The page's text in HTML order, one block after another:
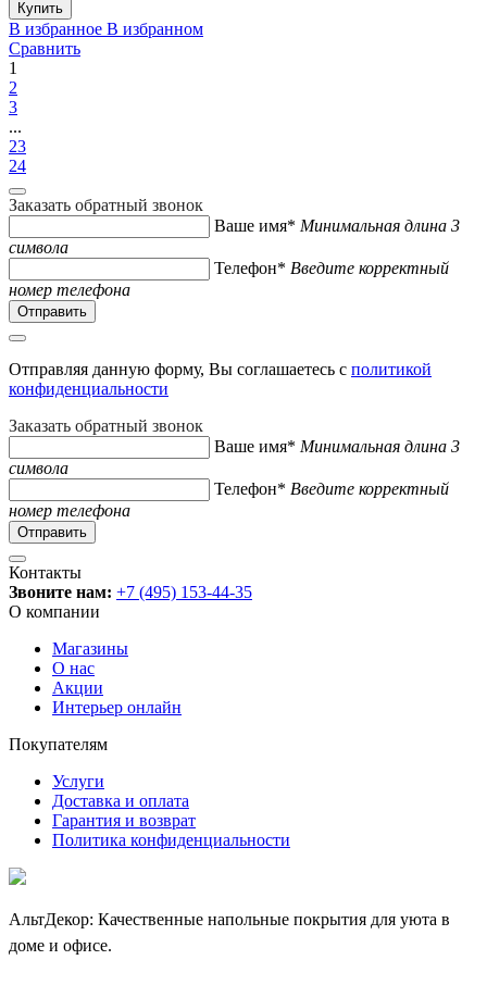
Купить
В избранное В избранном
Сравнить
1
2
3
...
23
24
Заказать обратный звонок
Ваше имя* Минимальная длина 3
символа
Телефон* Введите корректный
номер телефона
Отправляя данную форму, Вы соглашаетесь с политикой
конфиденциальности
Заказать обратный звонок
Ваше имя* Минимальная длина 3
символа
Телефон* Введите корректный
номер телефона
Контакты
Звоните нам: +7 (495) 153-44-35
О компании
Магазины
О нас
Акции
Интерьер онлайн
Покупателям
Услуги
Доставка и оплата
Гарантия и возврат
Политика конфиденциальности
АльтДекор: Качественные напольные покрытия для уюта в
доме и офисе.